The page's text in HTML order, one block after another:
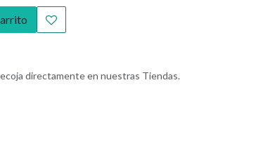
directamente en nuestras Tiendas.